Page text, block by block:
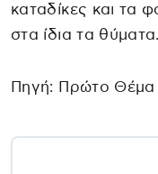
καταδίκες και τα
στα ίδια τα θύματα.
Πηγή: Πρώτο Θέμα